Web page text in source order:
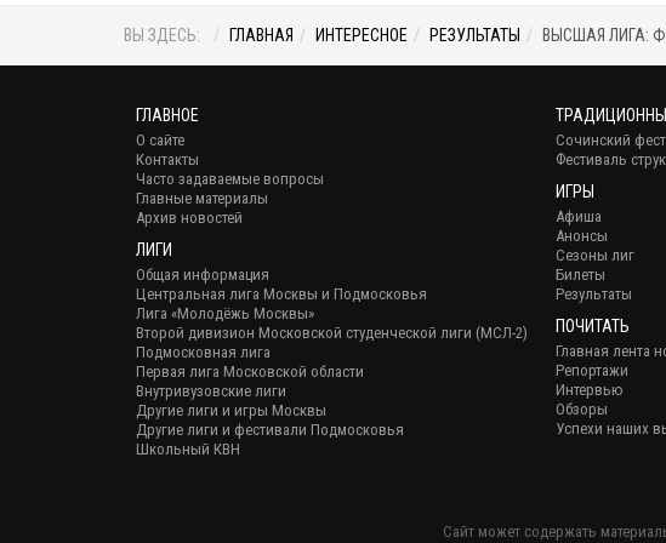
ВЫ ЗДЕСЬ: ГЛАВНАЯ ИНТЕРЕСНОЕ РЕЗУЛЬТАТЫ ВЫСШАЯ ЛИГА:
ГЛАВНОЕ
О сайте
Контакты
Часто задаваемые вопросы
Главные материалы
Архив новостей
ЛИГИ
Общая информация
Центральная лига Москвы и Подмосковья
Лига «Молодёжь Москвы»
Второй дивизион Московской студенческой лиги (МСЛ-2)
Подмосковная лига
Первая лига Московской области
Внутривузовские лиги
Другие лиги и игры Москвы
Другие лиги и фестивали Подмосковья
Школьный КВН
Сочинский
Фестиваль
ИГРЫ
Афиша
Анонсы
Сезоны лиг
Билеты
Результаты
ПОЧИТАТЬ
Главная лента
Репортажи
Интервью
Обзоры
Успехи наших
Сайт может содержать